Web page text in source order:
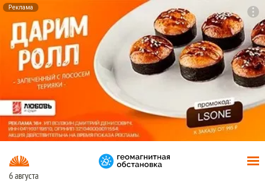
Реклама
6 августа